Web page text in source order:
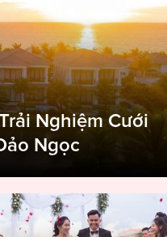
Nghiệm Cưới
Ngọc